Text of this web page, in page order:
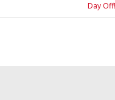
Day